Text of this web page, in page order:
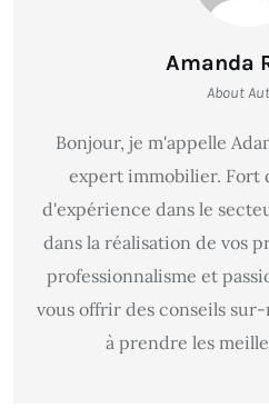
Amanda
About
Bonjour, je m'appelle
expert immobilier. Fort
d'expérience dans le
dans la réalisation de vos
professionnalisme et
vous offrir des conseils
à prendre les